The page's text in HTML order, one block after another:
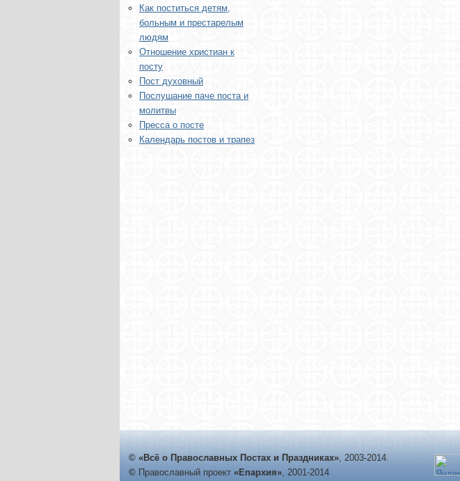
Как поститься детям,
больным и престарелым
людям
Отношение христиан к
посту
Пост духовный
Послушание паче поста и
молитвы
Пресса о посте
Календарь постов и трапез
© «Всё о Православных Постах и Праздниках», 2003-2014.
© Православный проект «Епархия», 2001-2014